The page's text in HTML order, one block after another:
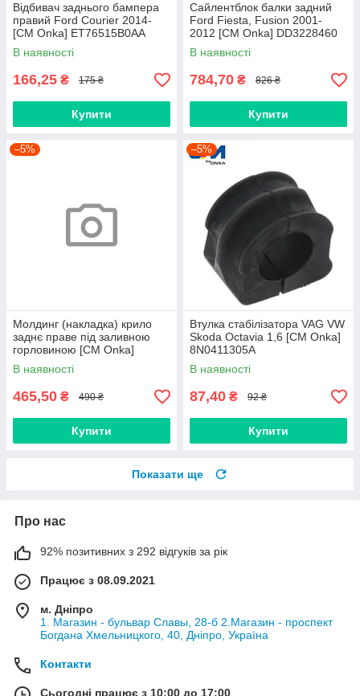
Відбивач заднього бампера
правий Ford Courier 2014-
[СМ Onka] ET76515B0AA
В наявності
166,25 ₴ 175 ₴
Купити
Сайлентблок балки задний
Ford Fiesta, Fusion 2001-
2012 [СМ Onka] DD3228460
В наявності
784,70 ₴ 826 ₴
Купити
–5%
Молдинг (накладка) крило
заднє праве під заливною
горловиною [CM Onka]
8547.K4
В наявності
465,50 ₴ 490 ₴
Купити
–5%
Втулка стабілізатора VAG VW
Skoda Octavia 1,6 [СМ Onka]
8N0411305A
В наявності
87,40 ₴ 92 ₴
Купити
Показати ще
Про нас
92% позитивних з 292 відгуків за рік
Працює з 08.09.2021
м. Дніпро
1. Магазин - бульвар Славы, 28-б 2.Магазин - проспект
Богдана Хмельницкого, 40, Дніпро, Україна
Контакти
Сьогодні працює з 10:00 до 17:00